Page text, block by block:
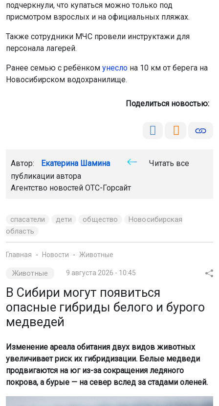
подчеркнули, что купаться можно только под
присмотром взрослых и на официальных пляжах.
Также сотрудники МЧС провели инструктажи для
персонала лагерей.
Ранее семью с ребёнком унесло на 10 км от берега на
Новосибирском водохранилище.
Поделиться новостью:
Автор: Екатерина Шамина
Читать все
публикации автора
Агентство новостей ОТС-Горсайт
спасатели дети общество
Новосибирская
область
Главная Новости Животные
Животные 9 августа 2026 - 10:45
В Сибири могут появиться
опасные гибриды белого и бурого
медведей
Изменение ареала обитания двух видов животных
увеличивает риск их гибридизации. Белые медведи
продвигаются на юг из-за сокращения ледяного
покрова, а бурые — на север вслед за стадами оленей.